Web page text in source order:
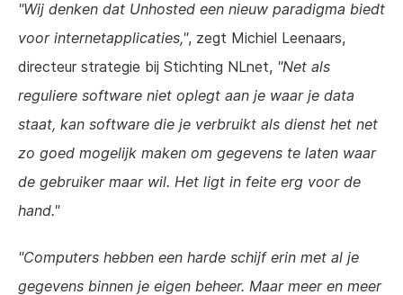
"Wij denken dat Unhosted een nieuw paradigma biedt
voor internetapplicaties,", zegt Michiel Leenaars,
directeur strategie bij Stichting NLnet, "Net als
reguliere software niet oplegt aan je waar je data
staat, kan software die je verbruikt als dienst het net
zo goed mogelijk maken om gegevens te laten waar
de gebruiker maar wil. Het ligt in feite erg voor de
hand."
"Computers hebben een harde schijf erin met al je
gegevens binnen je eigen beheer. Maar meer en meer